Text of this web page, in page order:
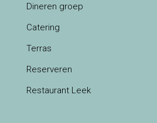
Dineren groep
Catering
Terras
Reserveren
Restaurant Leek